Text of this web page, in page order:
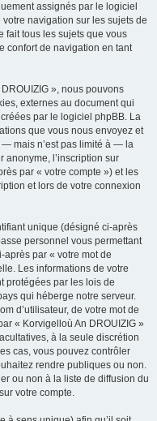
assignés par le logiciel
navigation sur les sujets de
fait tous les sujets que vous
confort de navigation en tant
», nous pouvons
externes au document qui
par le logiciel phpBB. La
que vous nous envoyez et
mais n’est pas limité à — la
anonyme, l’inscription sur
par « votre compte ») et les
et lors de votre connexion
unique (désigné ci-après
personnel vous permettant
par « votre mot de
Les informations de votre
protégées par les lois de
qui héberge notre serveur.
d’utilisateur, de votre mot de
« Korvigelloù An DROUIZIG »
à la seule discrétion
cas, vous pouvez contrôler
rendre publiques ou non.
ou non à la liste de diffusion du
votre compte.